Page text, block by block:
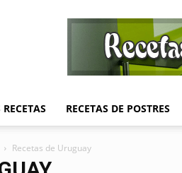
RECETAS DE POSTRES
Recetas de Uruguay